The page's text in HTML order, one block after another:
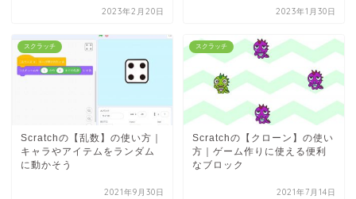
2023年2月20日 2023年1月30日
スクラッチ
Scratchの【乱数】の使い方｜
キャラやアイテムをランダム
に動かそう
2021年9月30日
スクラッチ
Scratchの【クローン】の使い
方｜ゲーム作りに使える便利
なブロック
2021年7月14日